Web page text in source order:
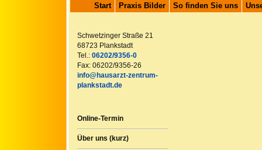
Start Praxis Bilder So finden Sie uns
Schwetzinger Straße 21
68723 Plankstadt
Tel.: 06202/9356-0
Fax: 06202/9356-26
info@hausarzt-zentrum-
plankstadt.de
Online-Termin
Über uns (kurz)